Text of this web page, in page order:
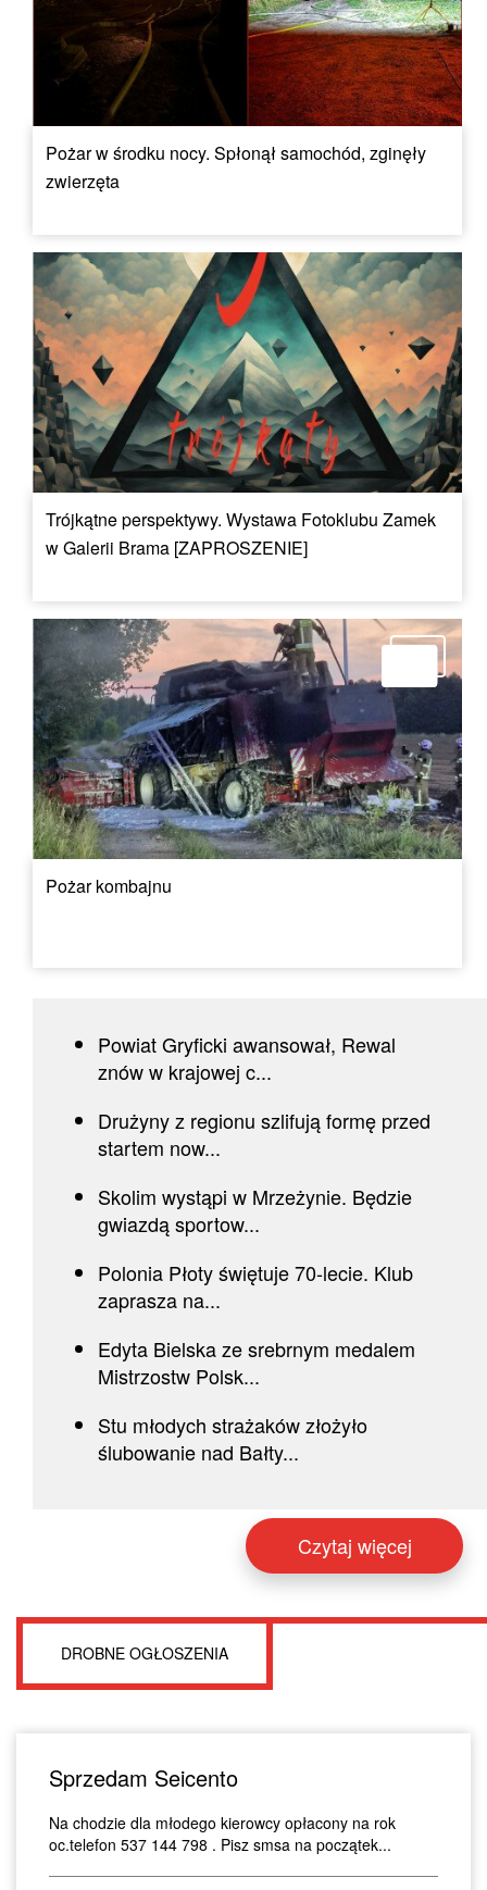
Pożar w środku nocy. Spłonął samochód, zginęły
zwierzęta
Trójkątne perspektywy. Wystawa Fotoklubu Zamek
w Galerii Brama [ZAPROSZENIE]
Pożar kombajnu
Powiat Gryficki awansował, Rewal
znów w krajowej c...
Drużyny z regionu szlifują formę przed
startem now...
Skolim wystąpi w Mrzeżynie. Będzie
gwiazdą sportow...
Polonia Płoty świętuje 70-lecie. Klub
zaprasza na...
Edyta Bielska ze srebrnym medalem
Mistrzostw Polsk...
Stu młodych strażaków złożyło
ślubowanie nad Bałty...
Czytaj więcej
DROBNE OGŁOSZENIA
Sprzedam Seicento
Na chodzie dla młodego kierowcy opłacony na rok
oc.telefon 537 144 798 . Pisz smsa na początek...